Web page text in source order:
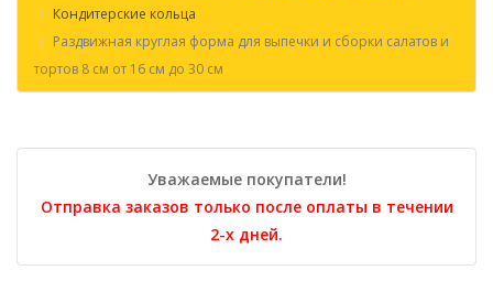
Кондитерские кольца
Раздвижная круглая форма для выпечки и сборки салатов и
тортов 8 см от 16 см до 30 см
Уважаемые покупатели!
Отправка заказов только после оплаты в течении
2-х дней.